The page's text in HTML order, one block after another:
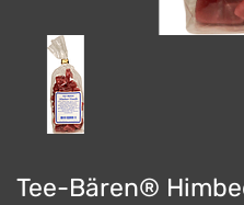
Tee-Bären®